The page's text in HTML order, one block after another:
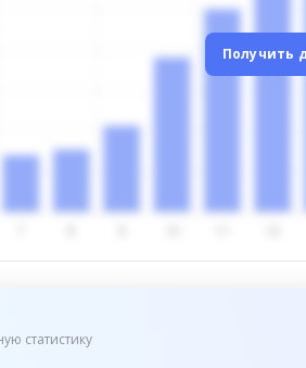
Получить
статистику